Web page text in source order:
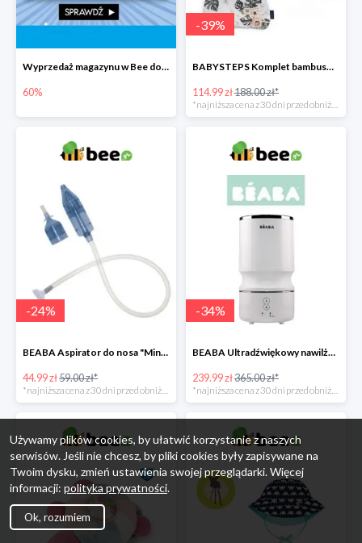
Wyprzedaż magazynu w Bee do -60%
60%
-39%
BABYSTEPS Komplet bambusowy poduszka i otulacz M Pustynne kwiaty -39%
114.99 zł188.00 zł*
-24%
BEABA Aspirator do nosa "Minidoo" -24%
44.99 zł59.00 zł*
*najniższa cena z 30 dni przed obniżką
-34%
BEABA Ultradźwiękowy nawilżacz powietrza White -34%
239.99 zł365.00 zł*
*najniższa cena z 30 dni przed obniżką
Używamy plików cookies, by ułatwić korzystanie z naszych
serwisów. Jeśli nie chcesz, by pliki cookies były zapisywane na
Twoim dysku, zmień ustawienia swojej przeglądarki. Więcej
informacji: polityka prywatności.
Ok, rozumiem